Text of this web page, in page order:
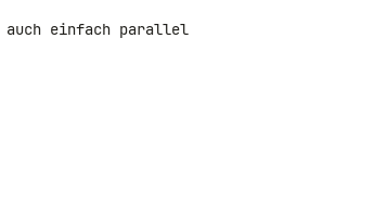
auch einfach parallel